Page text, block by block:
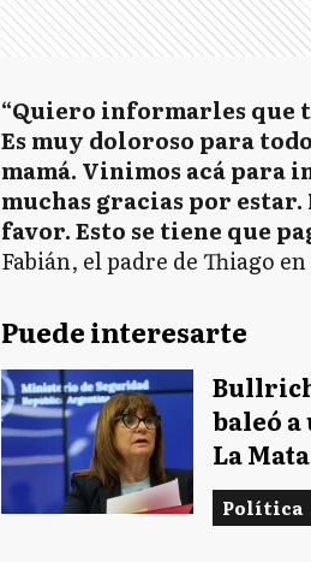
“Quiero informarles que
Es muy doloroso para
mamá. Vinimos acá para
muchas gracias por
favor. Esto se tiene que
Fabián, el padre de Thiago
Puede interesarte
baleó
La
Política